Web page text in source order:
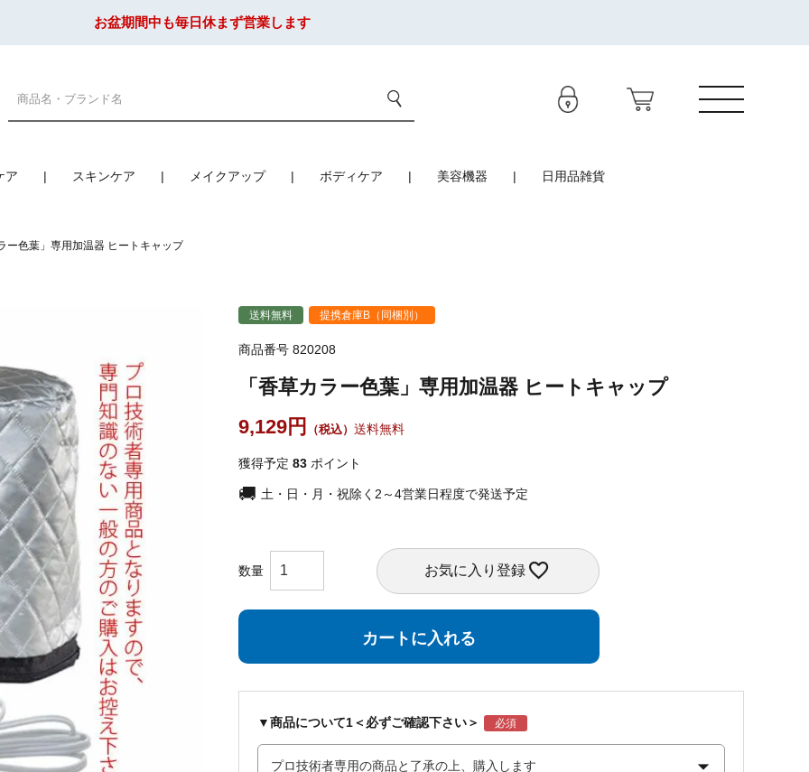
お盆期間中も毎日休まず営業します
ア スキンケア メイクアップ ボディケア 美容機器 日用品雑貨
ー色葉」専用加温器 ヒートキャップ
送料無料 提携倉庫B（同梱別）
商品番号 820208
「香草カラー色葉」専用加温器 ヒートキャップ
9,129
送料無料
獲得予定 83 ポイント
土・日・月・祝除く2～4営業日程度で発送予定
お気に入り登録
カートに入れる
▼商品について1＜必ずご確認下さい＞